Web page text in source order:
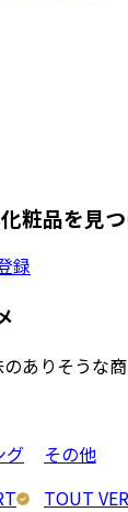
粧品を見つ
録
ありそうな
グ
その他
TOUT